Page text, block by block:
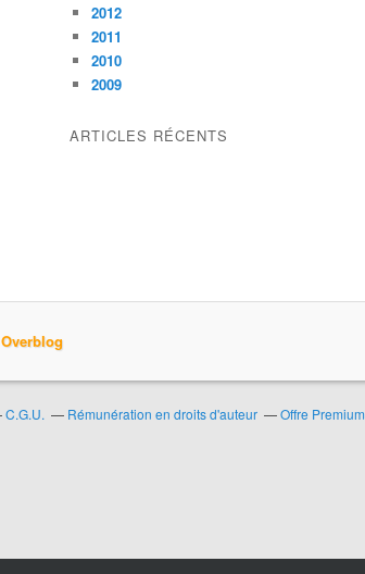
2012
2011
2010
2009
ARTICLES RÉCENTS
Overblog
C.G.U. Rémunération en droits d'auteur Offre Premium